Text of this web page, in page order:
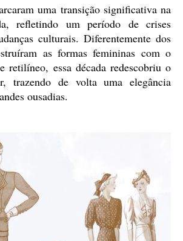
uma transição significativa na
refletindo um período de crises
culturais. Diferentemente dos
as formas femininas com o
retilíneo, essa década redescobriu o
trazendo de volta uma elegância
ousadias.